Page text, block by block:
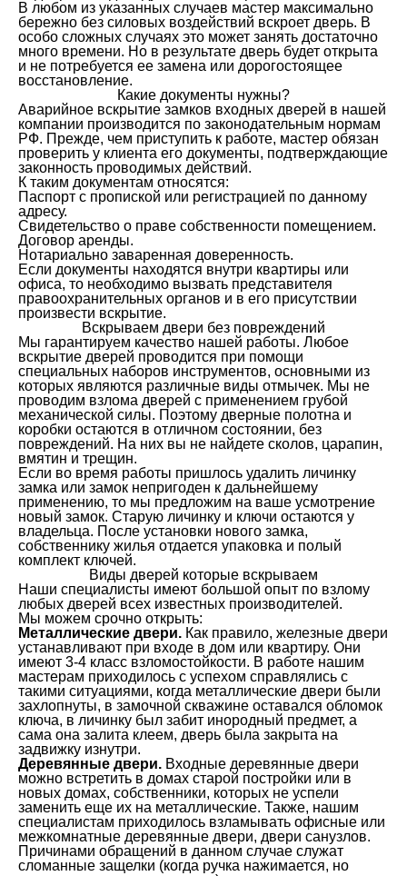
В любом из указанных случаев мастер максимально
бережно без силовых воздействий вскроет дверь. В
особо сложных случаях это может занять достаточно
много времени. Но в результате дверь будет открыта
и не потребуется ее замена или дорогостоящее
восстановление.
Какие документы нужны?
Аварийное вскрытие замков входных дверей в нашей
компании производится по законодательным нормам
РФ. Прежде, чем приступить к работе, мастер обязан
проверить у клиента его документы, подтверждающие
законность проводимых действий.
К таким документам относятся:
Паспорт с пропиской или регистрацией по данному
адресу.
Свидетельство о праве собственности помещением.
Договор аренды.
Нотариально заваренная доверенность.
Если документы находятся внутри квартиры или
офиса, то необходимо вызвать представителя
правоохранительных органов и в его присутствии
произвести вскрытие.
Вскрываем двери без повреждений
Мы гарантируем качество нашей работы. Любое
вскрытие дверей проводится при помощи
специальных наборов инструментов, основными из
которых являются различные виды отмычек. Мы не
проводим взлома дверей с применением грубой
механической силы. Поэтому дверные полотна и
коробки остаются в отличном состоянии, без
повреждений. На них вы не найдете сколов, царапин,
вмятин и трещин.
Если во время работы пришлось удалить личинку
замка или замок непригоден к дальнейшему
применению, то мы предложим на ваше усмотрение
новый замок. Старую личинку и ключи остаются у
владельца. После установки нового замка,
собственнику жилья отдается упаковка и полый
комплект ключей.
Виды дверей которые вскрываем
Наши специалисты имеют большой опыт по взлому
любых дверей всех известных производителей.
Мы можем срочно открыть:
Металлические двери. Как правило, железные двери
устанавливают при входе в дом или квартиру. Они
имеют 3-4 класс взломостойкости. В работе нашим
мастерам приходилось с успехом справлялись с
такими ситуациями, когда металлические двери были
захлопнуты, в замочной скважине оставался обломок
ключа, в личинку был забит инородный предмет, а
сама она залита клеем, дверь была закрыта на
задвижку изнутри.
Деревянные двери. Входные деревянные двери
можно встретить в домах старой постройки или в
новых домах, собственники, которых не успели
заменить еще их на металлические. Также, нашим
специалистам приходилось взламывать офисные или
межкомнатные деревянные двери, двери санузлов.
Причинами обращений в данном случае служат
сломанные защелки (когда ручка нажимается, но